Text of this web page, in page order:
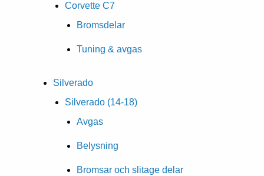
Corvette C7
Bromsdelar
Tuning & avgas
Silverado
Silverado (14-18)
Avgas
Belysning
Bromsar och slitage delar